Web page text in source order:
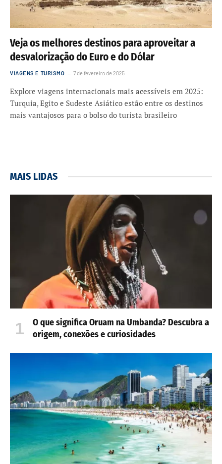
Veja os melhores destinos para aproveitar a
desvalorização do Euro e do Dólar
VIAGENS E TURISMO 7 de fevereiro de 2025
Explore viagens internacionais mais acessíveis em 2025:
Turquia, Egito e Sudeste Asiático estão entre os destinos
mais vantajosos para o bolso do turista brasileiro
MAIS LIDAS
O que significa Oruam na Umbanda? Descubra a
origem, conexões e curiosidades